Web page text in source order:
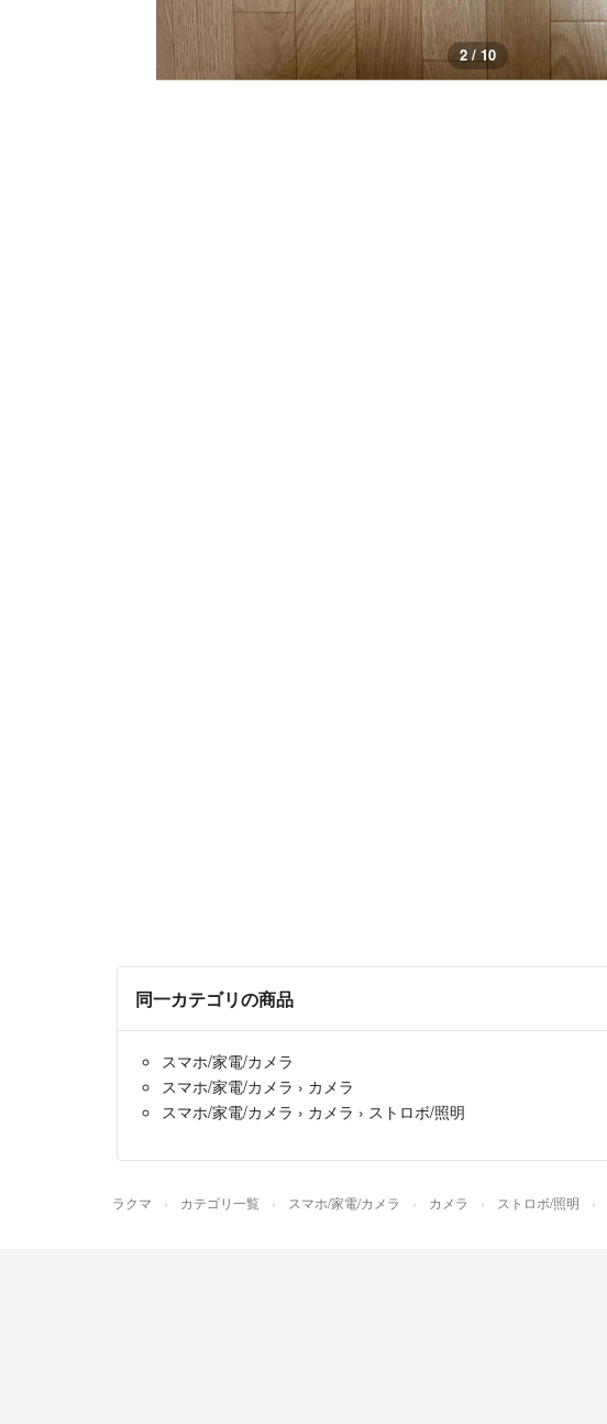
2 / 10
同一カテゴリの商品
スマホ/家電/カメラ
スマホ/家電/カメラ › カメラ
スマホ/家電/カメラ › カメラ › ストロボ/照明
ラクマ カテゴリ一覧 スマホ/家電/カメラ カメラ ストロボ/照明